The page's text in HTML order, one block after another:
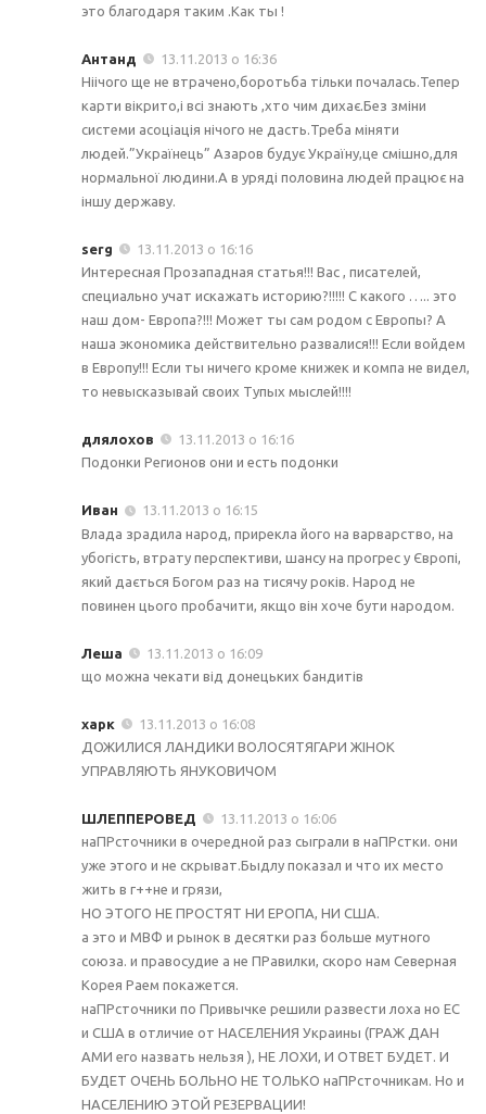
это благодаря таким .Как ты !
Антанд
13.11.2013 о 16:36
Ніічого ще не втрачено,боротьба тільки почалась.Тепер
карти вікрито,і всі знають ,хто чим дихає.Без зміни
системи асоціація нічого не дасть.Треба міняти
людей.”Українець” Азаров будує Україну,це смішно,для
нормальної людини.А в уряді половина людей працює на
іншу державу.
serg
13.11.2013 о 16:16
Интересная Прозападная статья!!! Вас , писателей,
специально учат искажать историю?!!!!! С какого ….. это
наш дом- Европа?!!! Может ты сам родом c Европы? А
наша экономика действительно развалися!!! Если войдем
в Европу!!! Если ты ничего кроме книжек и компа не видел,
то невысказывай своих Тупых мыслей!!!!
длялохов
13.11.2013 о 16:16
Подонки Регионов они и есть подонки
Иван
13.11.2013 о 16:15
Влада зрадила народ, прирекла його на варварство, на
убогість, втрату перспективи, шансу на прогрес у Європі,
який дається Богом раз на тисячу років. Народ не
повинен цього пробачити, якщо він хоче бути народом.
Леша
13.11.2013 о 16:09
що можна чекати від донецьких бандитів
харк
13.11.2013 о 16:08
ДОЖИЛИСЯ ЛАНДИКИ ВОЛОСЯТЯГАРИ ЖІНОК
УПРАВЛЯЮТЬ ЯНУКОВИЧОМ
ШЛЕППЕРОВЕД
13.11.2013 о 16:06
наПРсточники в очередной раз сыграли в наПРстки. они
уже этого и не скрыват.Быдлу показал и что их место
жить в г++не и грязи,
НО ЭТОГО НЕ ПРОСТЯТ НИ ЕРОПА, НИ США.
а это и МВФ и рынок в десятки раз больше мутного
союза. и правосудие а не ПРавилки, скоро нам Северная
Корея Раем покажется.
наПРсточники по Привычке решили развести лоха но ЕС
и США в отличие от НАСЕЛЕНИЯ Украины (ГРАЖ ДАН
АМИ его назвать нельзя ), НЕ ЛОХИ, И ОТВЕТ БУДЕТ. И
БУДЕТ ОЧЕНЬ БОЛЬНО НЕ ТОЛЬКО наПРсточникам. Но и
НАСЕЛЕНИЮ ЭТОЙ РЕЗЕРВАЦИИ!